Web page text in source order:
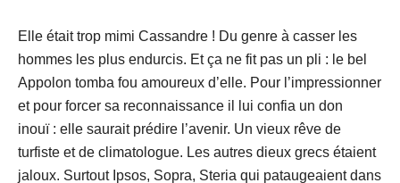
Elle était trop mimi Cassandre ! Du genre à casser les
hommes les plus endurcis. Et ça ne fit pas un pli : le bel
Appolon tomba fou amoureux d’elle. Pour l’impressionner
et pour forcer sa reconnaissance il lui confia un don
inouï : elle saurait prédire l’avenir. Un vieux rêve de
turfiste et de climatologue. Les autres dieux grecs étaient
jaloux. Surtout Ipsos, Sopra, Steria qui pataugeaient dans